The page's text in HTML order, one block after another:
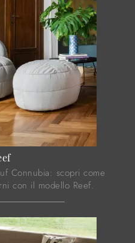
Connubia: scopri come
con il modello Reef.